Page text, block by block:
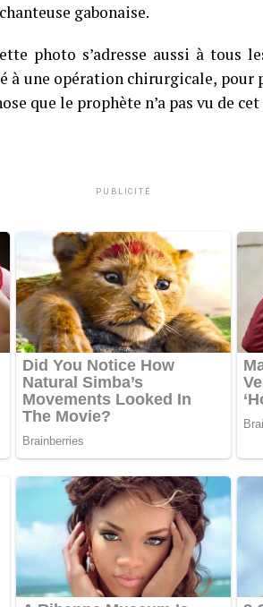
gabonaise.
photo s’adresse aussi à tous
à une opération chirurgicale, pour
que le prophète n’a pas vu de
PUBLICITÉ